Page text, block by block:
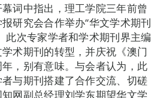
词中指出，理工学院三年前曾
研究会合作举办“华文学术期刊
此次专家学者和学术期刊界主编
术期刊的转型，并庆祝《澳门
，别有意味。与会者认为，此
与期刊搭建了合作交流、切磋
网副总经理刘学东期望华文学